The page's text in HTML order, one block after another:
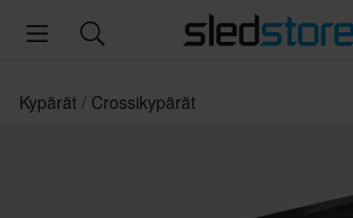
Kypärät Crossikypärät